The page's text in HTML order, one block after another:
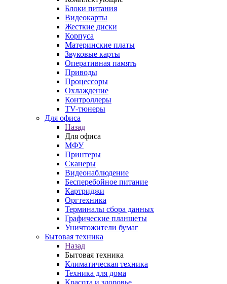
Блоки питания
Видеокарты
Жесткие диски
Корпуса
Материнские платы
Звуковые карты
Оперативная память
Приводы
Процессоры
Охлаждение
Контроллеры
TV-тюнеры
Для офиса
Назад
Для офиса
МФУ
Принтеры
Сканеры
Видеонаблюдение
Бесперебойное питание
Картриджи
Оргтехника
Терминалы сбора данных
Графические планшеты
Уничтожители бумаг
Бытовая техника
Назад
Бытовая техника
Климатическая техника
Техника для дома
Красота и здоровье